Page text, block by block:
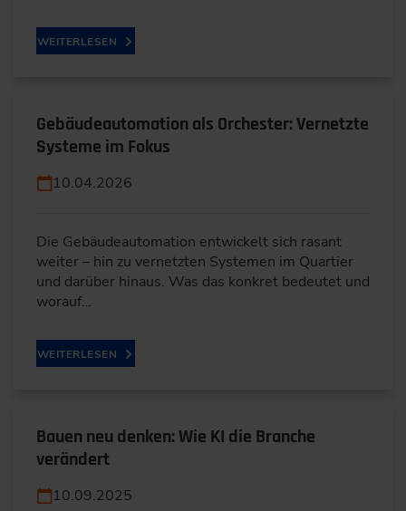
WEITERLESEN
Gebäudeautomation als Orchester: Vernetzte
Systeme im Fokus
10.04.2026
Die Gebäudeautomation entwickelt sich rasant
weiter – hin zu vernetzten Systemen im Quartier
und darüber hinaus. Was das konkret bedeutet und
worauf…
WEITERLESEN
Bauen neu denken: Wie KI die Branche
verändert
10.09.2025